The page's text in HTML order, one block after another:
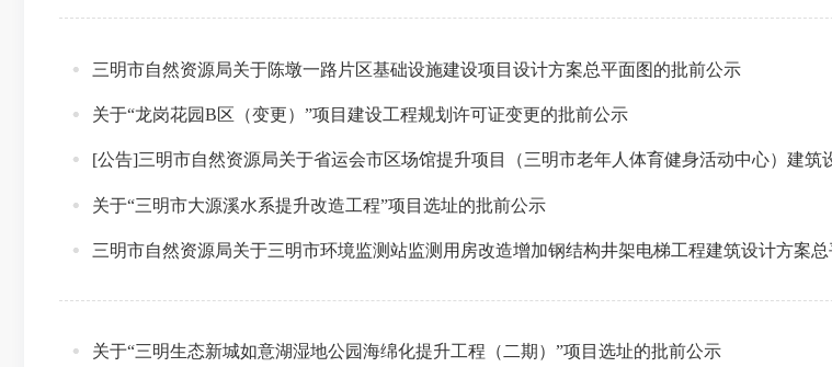
三明市自然资源局关于陈墩一路片区基础设施建设项目设计方案总平面图的批前公示
关于“龙岗花园B区（变更）”项目建设工程规划许可证变更的批前公示
[公告]三明市自然资源局关于省运会市区场馆提升项目（三明市老年人体育健身活动中心）建筑
关于“三明市大源溪水系提升改造工程”项目选址的批前公示
三明市自然资源局关于三明市环境监测站监测用房改造增加钢结构井架电梯工程建筑设计方案
关于“三明生态新城如意湖湿地公园海绵化提升工程（二期）”项目选址的批前公示